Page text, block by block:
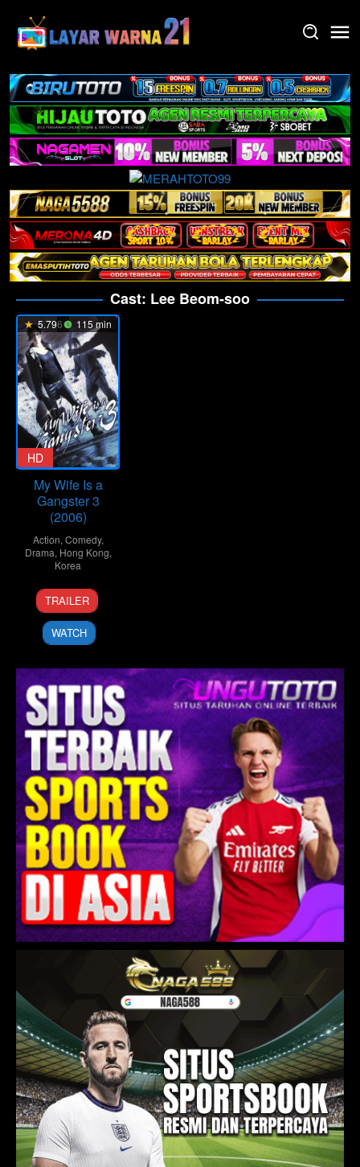
content
Cast: Lee Beom-soo
5.796 115 min
HD
My Wife Is a
Gangster 3
(2006)
Action, Comedy,
Drama, Hong Kong,
Korea
28
Dec
2006
Won
Jin
TRAILER
WATCH